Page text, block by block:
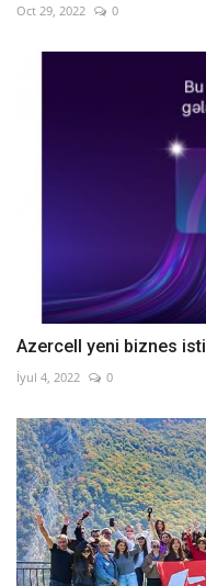
Oct 29, 2022 0
Azercell yeni biznes
İyul 4, 2022 0